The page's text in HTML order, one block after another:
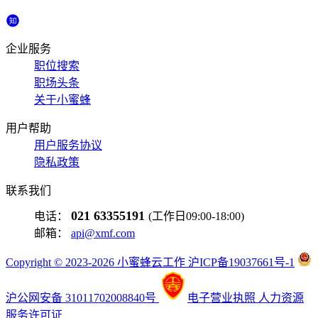
企业服务
职位搜索
职场头条
关于小蜜蜂
用户帮助
用户服务协议
隐私政策
联系我们
电话： 021 63355191 (工作日09:00-18:00)
邮箱： api@xmf.com
Copyright © 2023-2026 小蜜蜂云工作 沪ICP备19037661号-1
沪公网安备 31011702008840号 电子营业执照 人力资源
服务许可证